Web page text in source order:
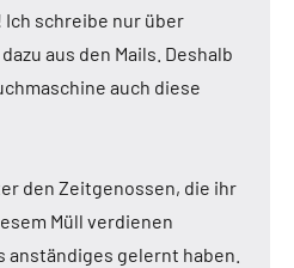
Ich schreibe nur über
aus den Mails. Deshalb
auch diese
den Zeitgenossen, die ihr
Müll verdienen
anständiges gelernt haben.